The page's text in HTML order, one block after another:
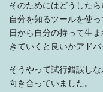
そのためにはどうした
自分を知るツールを使
日から自分の持って生
きていくと良いかアドバ
そうやって試行錯誤し
向き合っていました。